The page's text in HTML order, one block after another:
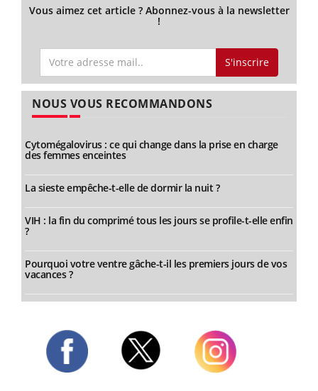
Vous aimez cet article ? Abonnez-vous à la newsletter
!
S'inscrire
NOUS VOUS RECOMMANDONS
Cytomégalovirus : ce qui change dans la prise en charge
des femmes enceintes
La sieste empêche-t-elle de dormir la nuit ?
VIH : la fin du comprimé tous les jours se profile-t-elle enfin
?
Pourquoi votre ventre gâche-t-il les premiers jours de vos
vacances ?